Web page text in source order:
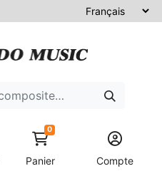
0
Panier Compte